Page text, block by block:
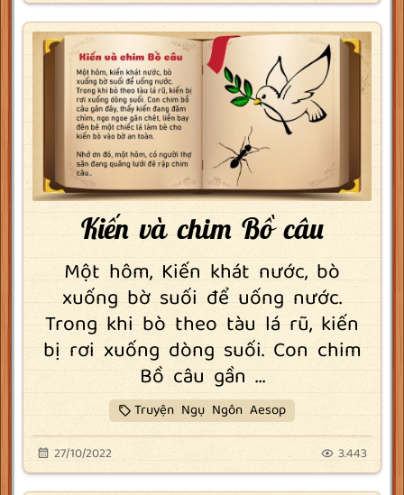
Kiến và chim Bồ câu
Một hôm, Kiến khát nước, bò
xuống bờ suối để uống nước.
Trong khi bò theo tàu lá rũ, kiến
bị rơi xuống dòng suối. Con chim
Bồ câu gần ...
Truyện Ngụ Ngôn Aesop
27/10/2022 3.443